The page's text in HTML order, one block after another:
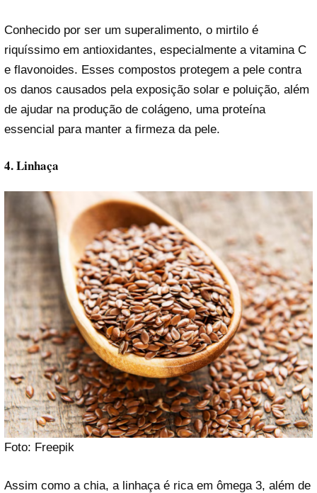
Conhecido por ser um superalimento, o mirtilo é
riquíssimo em antioxidantes, especialmente a vitamina C
e flavonoides. Esses compostos protegem a pele contra
os danos causados pela exposição solar e poluição, além
de ajudar na produção de colágeno, uma proteína
essencial para manter a firmeza da pele.
4. Linhaça
Foto: Freepik
Assim como a chia, a linhaça é rica em ômega 3, além de